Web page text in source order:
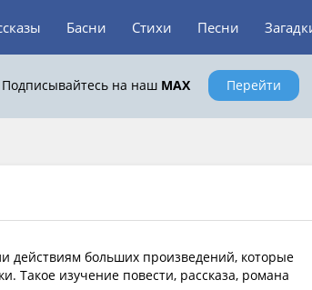
Басни Стихи Песни
Подписывайтесь на наш MAX Перейти
действиям больших произведений, которые
Такое изучение повести, рассказа, романа